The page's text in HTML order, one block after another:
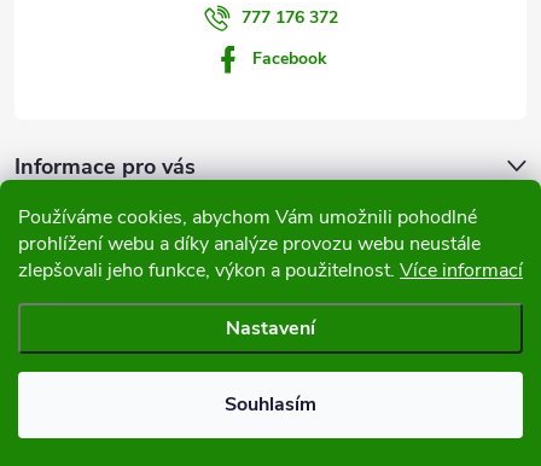
Používáme cookies, abychom Vám umožnili pohodlné
prohlížení webu a díky analýze provozu webu neustále
zlepšovali jeho funkce, výkon a použitelnost. Více informací
Nastavení
Souhlasím
777 176 372
Facebook
Informace pro vás
Přijímáme online platby
Copyright 2026Sportovní pomůcky. Všechna práva vyhrazena.